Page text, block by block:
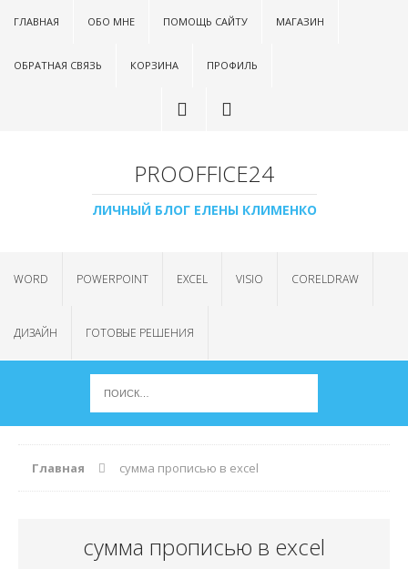
ГЛАВНАЯ ОБО МНЕ ПОМОЩЬ САЙТУ МАГАЗИН
ОБРАТНАЯ СВЯЗЬ КОРЗИНА ПРОФИЛЬ
PROOFFICE24
ЛИЧНЫЙ БЛОГ ЕЛЕНЫ КЛИМЕНКО
WORD POWERPOINT EXCEL VISIO CORELDRAW
ДИЗАЙН ГОТОВЫЕ РЕШЕНИЯ
Главная сумма прописью в excel
сумма прописью в excel